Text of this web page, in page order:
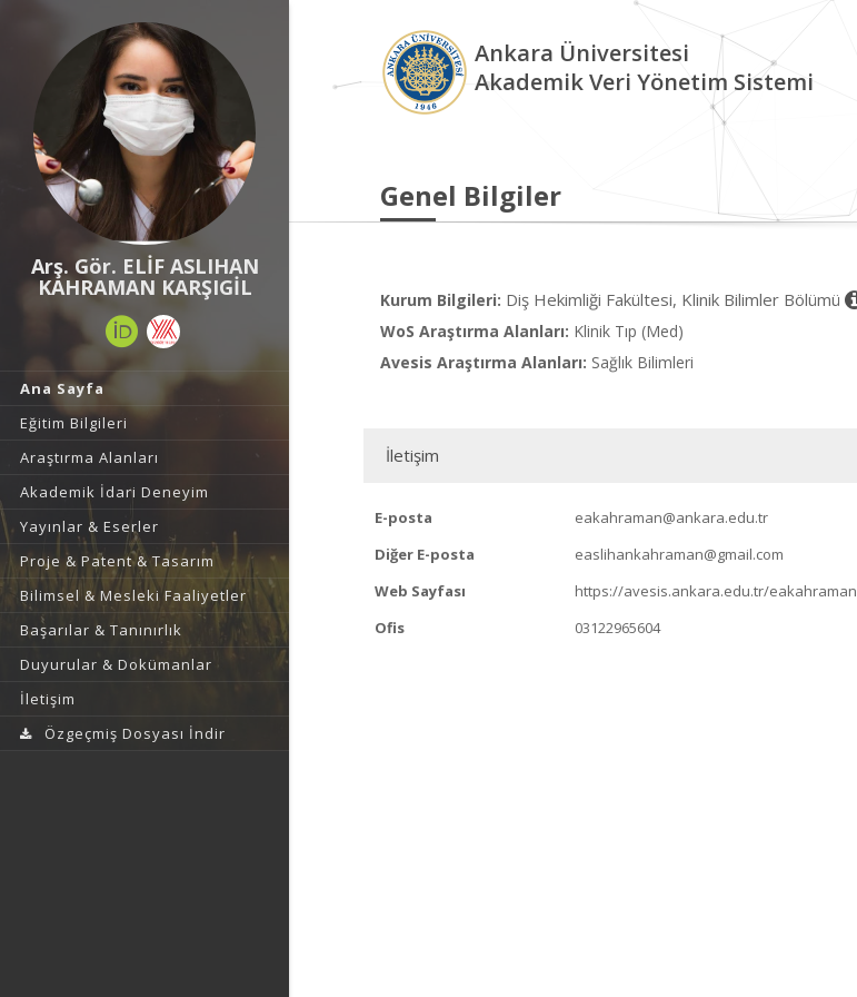
Arş. Gör. ELİF ASLIHAN
KAHRAMAN KARŞIGİL
Ana Sayfa
Eğitim Bilgileri
Araştırma Alanları
Akademik İdari Deneyim
Yayınlar & Eserler
Proje & Patent & Tasarım
Bilimsel & Mesleki Faaliyetler
Başarılar & Tanınırlık
Duyurular & Dokümanlar
İletişim
Özgeçmiş Dosyası İndir
Ankara Üniversitesi
Akademik Veri Yönetim Sistemi
Genel Bilgiler
Kurum Bilgileri: Diş Hekimliği Fakültesi, Klinik Bilimler Bölümü
WoS Araştırma Alanları: Klinik Tıp (Med)
Avesis Araştırma Alanları: Sağlık Bilimleri
İletişim
E-posta
eakahraman@ankara.edu.tr
Diğer E-posta
easlihankahraman@gmail.com
Web Sayfası
https://avesis.ankara.edu.tr/eakahraman
Ofis
03122965604